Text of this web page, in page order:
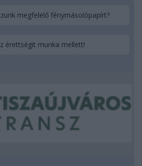
megfelelő fénymásolópapírt?
érettségit munka mellett!